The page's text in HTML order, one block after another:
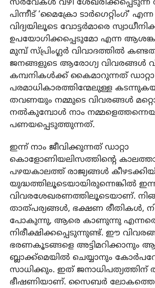
സര്‍വേകള്‍ വഴി ശേഖരിക്കപ്പെടുന്ന
പിന്നീട് ‘മൈക്രോ ടാര്‍ഗെറ്റിംഗ്’
വിദ്യയിലൂടെ വോട്ടര്‍മാരെ
ഉപയോഗിക്കപ്പെടുമോ എന്ന
മുമ്പ് സ്പ്രിംഗ്ലര്‍ വിവാദത്തില്‍
ജനങ്ങളുടെ ആരോഗ്യ വിവരങ്ങള്‍
കമ്പനികള്‍ക്ക് കൈമാറുന്നത് ഡാറ്റാ
പരമാധികാരത്തിന്മേലുള്ള
തവണയും നമ്മുടെ വിവരങ്ങള്‍
നല്‍കുമ്പോള്‍ നാം
പണയപ്പെടുത്തുന്നത്.
ഇന്ന് നാം ജീവിക്കുന്നത് ഡാറ്റാ
കൊളോണിയലിസത്തിന്റെ
പഴയകാലത്ത് രാജ്യങ്ങള്‍
യുദ്ധത്തിലൂടെയായിരുന്നെങ്കില്‍
വിവരശേഖരണത്തിലൂടെയാണ്.
താത്പര്യങ്ങള്‍, ഭക്ഷണ രീതികള്‍,
പോകുന്നു, ആരെ കാണുന്നു
നിരീക്ഷിക്കപ്പെടുന്നുണ്ട്. ഈ
ഭരണകൂടങ്ങളെ അട്ടിമറിക്കാനും
ബ്ലാക്ക്മെയില്‍ ചെയ്യാനും
സാധിക്കും. ഇത് ജനാധിപത്യത്തിന്
ഭീഷണിയാണ്. സൈബര്‍ ലോകത്തെ